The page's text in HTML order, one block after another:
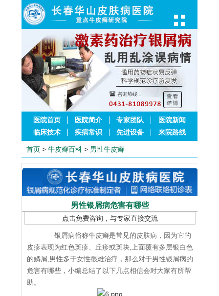
医院首页 医院简介 专家团队
医院新闻
临床技术
疾病常识 先进设备 来院路线
首页 > 牛皮癣百科 > 男性牛皮癣
男性银屑病危害有哪些
点击免费咨询，与专家直接交流
银屑病俗称牛皮癣是常见的皮肤病，因为它的
皮疹表现为红色斑疹、丘疹或斑块,上面覆有多层银白色
的鳞屑,男性多于女性很难治疗，那么对于男性银屑病的
危害有哪些，小编总结了以下几点相信会对大家有所帮
助。